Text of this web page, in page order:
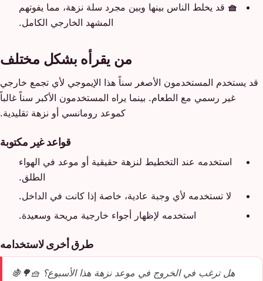
🧺 قد يخلط الناس بينها وبين مجرد سلة نزهة، مما يفوتهم
المشهد الخارجي الكامل.
من يقرأه بشكل مختلف
قد يستخدم المستخدمون الأصغر سناً هذا الإيموجي لأي تجمع خارجي
غير رسمي مع الطعام. بينما يراه المستخدمون الأكبر سناً غالباً
كموعد رومانسي أو نزهة تقليدية.
قواعد غير مكتوبة
استخدمه عند التخطيط لنزهة حقيقية أو موعد في الهواء
الطلق.
لا تستخدمه لأي وجبة عادية، خاصة إذا كانت في الداخل.
استخدمه لإظهار أجواء خارجية مريحة وسعيدة.
طرق أخرى لاستخدامه
هل ترغب في الخروج في موعد نزهة هذا الأسبوع؟ 🧺🌳🍇